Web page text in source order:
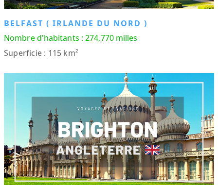
BELFAST ( IRLANDE DU NORD )
Nombre d'habitants : 274,770 milles
Superficie : 115 km²